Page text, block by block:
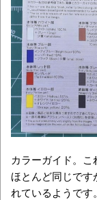
カラーガイド。
ほとんど同じです
れているようです